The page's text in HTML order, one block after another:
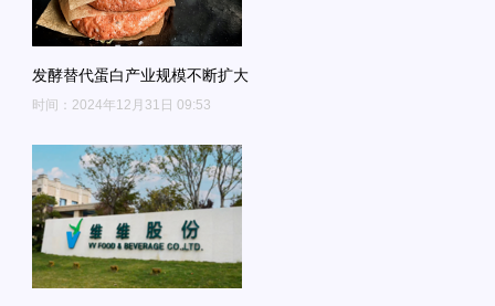
发酵替代蛋白产业规模不断扩大
时间：2024年12月31日 09:53